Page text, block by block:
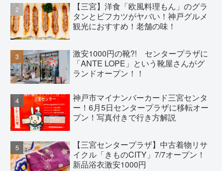
【三宮】洋食「欧風料理もん」のグラ
タンとビフカツがヤバい！神戸グルメ
観光におすすめ！老舗の味！
激安1000円の靴?! センタープラザに
「ANTE LOPE」という靴屋さんがグ
ランドオープン！！
神戸市マイナンバーカード三宮センタ
ー！6月5日センタープラザに移転オー
プン！写真付きで行き方解説
【三宮センタープラザ】中古着物リサ
イクル「きものCITY」7/7オープン！
新品浴衣激安1000円